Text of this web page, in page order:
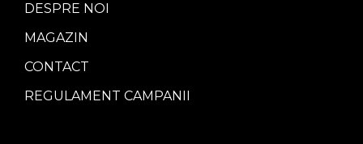
DESPRE NOI
MAGAZIN
CONTACT
REGULAMENT CAMPANII